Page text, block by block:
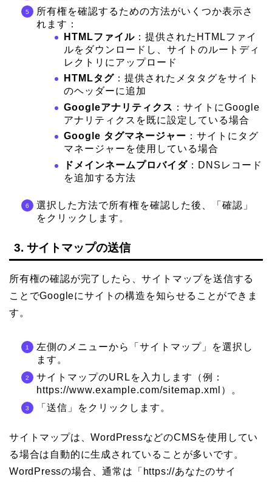
所有権を確認するための方法がいくつか表示さ
れます：
HTMLファイル ：提供されたHTMLファイ
ルをダウンロードし、サイトのルートディ
レクトリにアップロード
HTMLタグ ：提供されたメタタグをサイト
のヘッダーに追加
Googleアナリティクス ：サイトにGoogle
アナリティクスを既に設定している場合
Google タグマネージャー ：サイトにタグ
マネージャーを使用している場合
ドメインネームプロバイダ ：DNSレコード
を追加する方法
選択した方法で所有権を確認した後、「確認」
をクリックします。
3. サイトマップの送信
所有権の確認が完了したら、サイトマップを送信する
ことでGoogleにサイトの構造を知らせることができま
す。
左側のメニューから「サイトマップ」を選択し
ます。
サイトマップのURLを入力します（例：
https://www.example.com/sitemap.xml）。
「送信」をクリックします。
サイトマップは、WordPressなどのCMSを使用してい
る場合は自動的に生成されていることが多いです。
WordPressの場合、通常は「https://あなたのサイ